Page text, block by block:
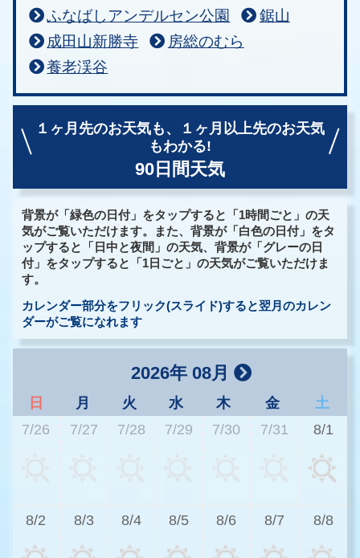
ふなばしアンデルセン公園
鋸山
成田山新勝寺
房総のむら
養老渓谷
１ヶ月先のお天気も、
１ヶ月以上先のお天気
もわかる!
90日間天気
背景が「緑色の日付」をタップすると「1時間ごと」の天
気がご覧いただけます。また、背景が「白色の日付」をタ
ップすると「日中と夜間」の天気、背景が「グレーの日
付」をタップすると「1日ごと」の天気がご覧いただけま
す。
カレンダー部分をフリック(スライド)すると翌月のカレン
ダーがご覧になれます
2026年 08月
日 月 火 水 木 金
土
7/26
7/27 7/28 7/29 7/30 7/31 8/1
8/2 8/3 8/4 8/5 8/6 8/7 8/8